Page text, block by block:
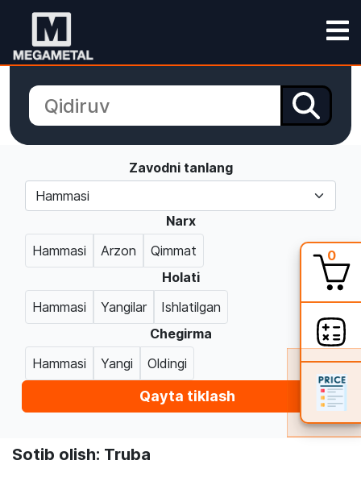
Zavodni tanlang
Narx
Hammasi
Arzon
Qimmat
Holati
Hammasi
Yangilar
Ishlatilgan
Chegirma
Hammasi
Yangi Oldingi
Qayta tiklash
Sotib olish: Truba
0